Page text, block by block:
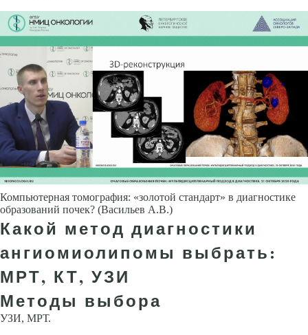
Компьютерная томография: «золотой стандарт» в диагностике
образований почек? (Васильев А.В.)
Какой метод диагностики
ангиомиолипомы выбрать:
МРТ, КТ, УЗИ
Методы выбора
УЗИ, МРТ.